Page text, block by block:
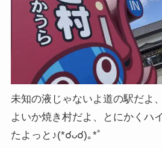
未知の液じゃないよ道の駅だよ
よいか焼き村だよ、とにかくハ
たよっと♪(*☌ᴗ☌)｡*ﾟ